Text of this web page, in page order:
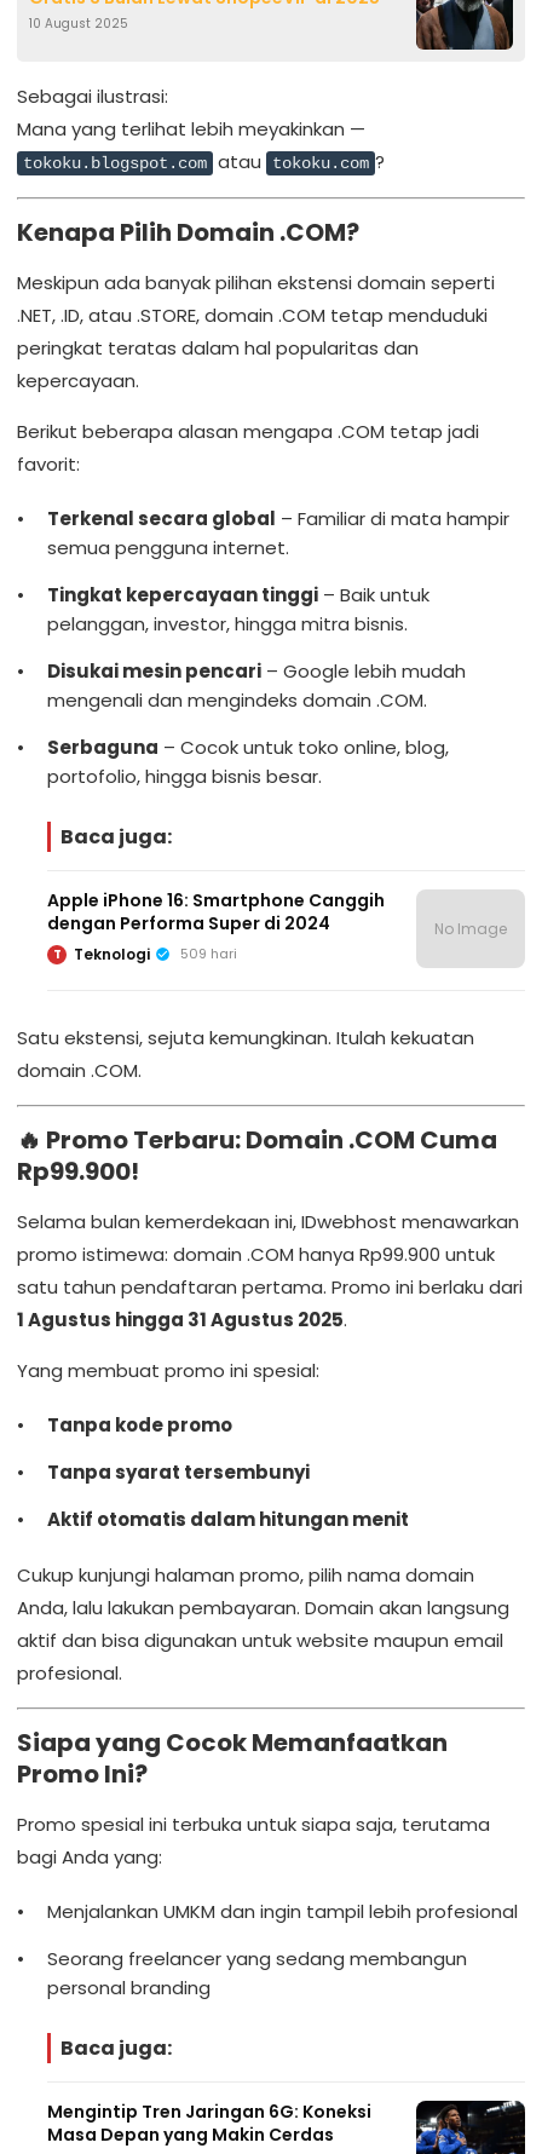
10 August 2025
Sebagai ilustrasi:
Mana yang terlihat lebih meyakinkan —
tokoku.blogspot.com atau tokoku.com ?
Kenapa Pilih Domain .COM?
Meskipun ada banyak pilihan ekstensi domain seperti
.NET, .ID, atau .STORE, domain .COM tetap menduduki
peringkat teratas dalam hal popularitas dan
kepercayaan.
Berikut beberapa alasan mengapa .COM tetap jadi
favorit:
Terkenal secara global – Familiar di mata hampir
semua pengguna internet.
Tingkat kepercayaan tinggi – Baik untuk
pelanggan, investor, hingga mitra bisnis.
Disukai mesin pencari – Google lebih mudah
mengenali dan mengindeks domain .COM.
Serbaguna – Cocok untuk toko online, blog,
portofolio, hingga bisnis besar.
Baca juga:
Apple iPhone 16: Smartphone Canggih
dengan Performa Super di 2024
T Teknologi 509 hari
No Image
Satu ekstensi, sejuta kemungkinan. Itulah kekuatan
domain .COM.
🔥 Promo Terbaru: Domain .COM Cuma
Rp99.900!
Selama bulan kemerdekaan ini, IDwebhost menawarkan
promo istimewa: domain .COM hanya Rp99.900 untuk
satu tahun pendaftaran pertama. Promo ini berlaku dari
1 Agustus hingga 31 Agustus 2025.
Yang membuat promo ini spesial:
Tanpa kode promo
Tanpa syarat tersembunyi
Aktif otomatis dalam hitungan menit
Cukup kunjungi halaman promo, pilih nama domain
Anda, lalu lakukan pembayaran. Domain akan langsung
aktif dan bisa digunakan untuk website maupun email
profesional.
Siapa yang Cocok Memanfaatkan
Promo Ini?
Promo spesial ini terbuka untuk siapa saja, terutama
bagi Anda yang:
Menjalankan UMKM dan ingin tampil lebih profesional
Seorang freelancer yang sedang membangun
personal branding
Baca juga:
Mengintip Tren Jaringan 6G: Koneksi
Masa Depan yang Makin Cerdas